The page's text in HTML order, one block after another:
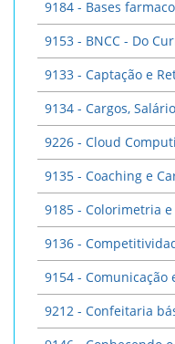
9184 - Bases
9153 - BNCC - Do
9133 - Captação e
9134 - Cargos,
9226 - Cloud
9135 - Coaching e
9185 - Colorimetria
9136 -
9154 - Comunicação
9212 - Confeitaria